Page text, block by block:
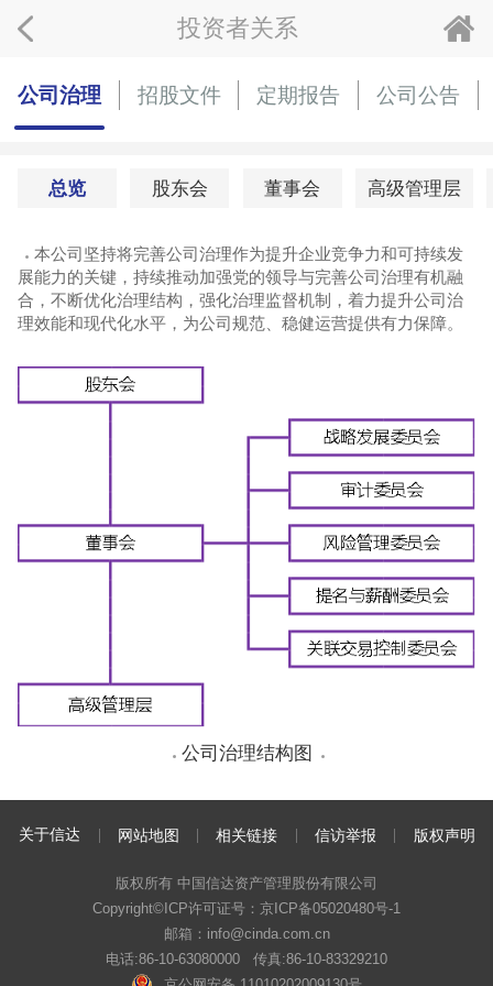
投资者关系
公司治理 招股文件 定期报告 公司公告
总览 股东会 董事会 高级管理层
本公司坚持将完善公司治理作为提升企业竞争力和可持续发
展能力的关键，持续推动加强党的领导与完善公司治理有机融
合，不断优化治理结构，强化治理监督机制，着力提升公司治
理效能和现代化水平，为公司规范、稳健运营提供有力保障。
公司治理结构图
关于信达 网站地图 相关链接 信访举报 版权声明
版权所有 中国信达资产管理股份有限公司
Copyright©ICP许可证号： 京ICP备05020480号-1
邮箱：info@cinda.com.cn
电话:86-10-63080000 传真:86-10-83329210